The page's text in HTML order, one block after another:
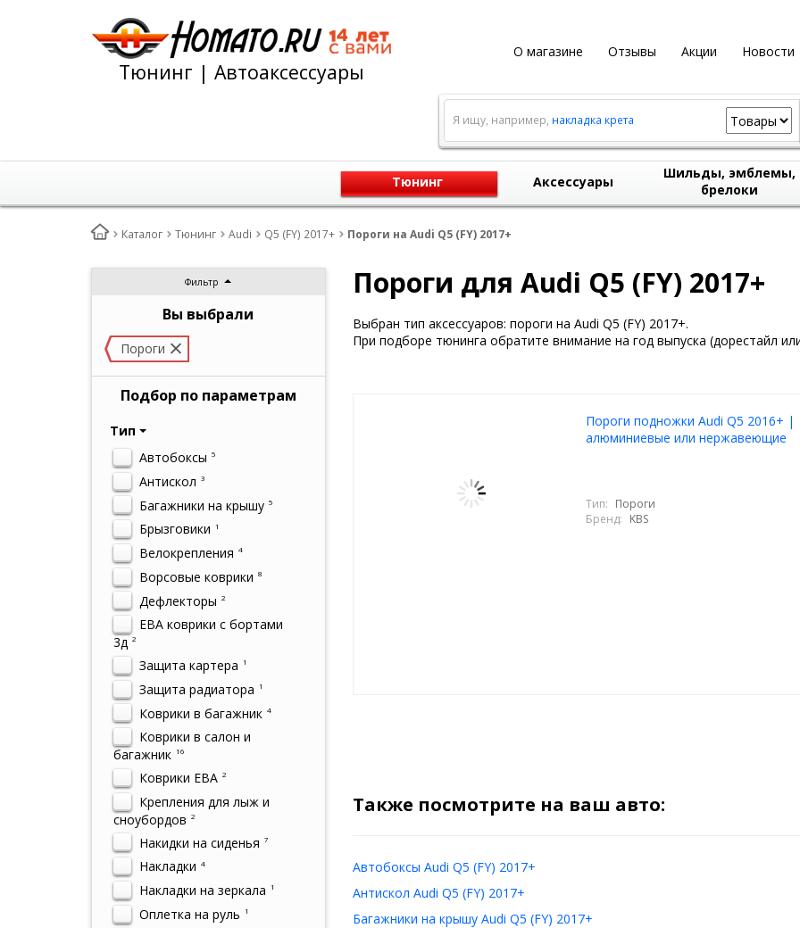
О магазине Отзывы Акции Новости
Тюнинг | Автоаксессуары
Я ищу, например, накладка крета
Тюнинг Аксессуары
Шильды, эмблемы,
брелоки
Каталог Тюнинг Audi Q5 (FY) 2017+ Пороги на Audi Q5 (FY) 2017+
Фильтр
Вы выбрали
Пороги
Подбор по параметрам
Тип
Автобоксы 5
Антискол 3
Багажники на крышу 5
Брызговики 1
Велокрепления 4
Ворсовые коврики 8
Дефлекторы 2
ЕВА коврики с бортами
3д 2
Защита картера 1
Защита радиатора 1
Коврики в багажник 4
Коврики в салон и
багажник 16
Коврики ЕВА 2
Крепления для лыж и
сноубордов 2
Накидки на сиденья 7
Накладки 4
Накладки на зеркала 1
Оплетка на руль 1
Пороги для Audi Q5 (FY) 2017+
Выбран тип аксессуаров: пороги на Audi Q5 (FY) 2017+.
При подборе тюнинга обратите внимание на год выпуска (дорестайл
Пороги подножки Audi Q5 2016+ |
алюминиевые или нержавеющие
Тип: Пороги
Бренд: KBS
Также посмотрите на ваш авто:
Автобоксы Audi Q5 (FY) 2017+
Антискол Audi Q5 (FY) 2017+
Багажники на крышу Audi Q5 (FY) 2017+